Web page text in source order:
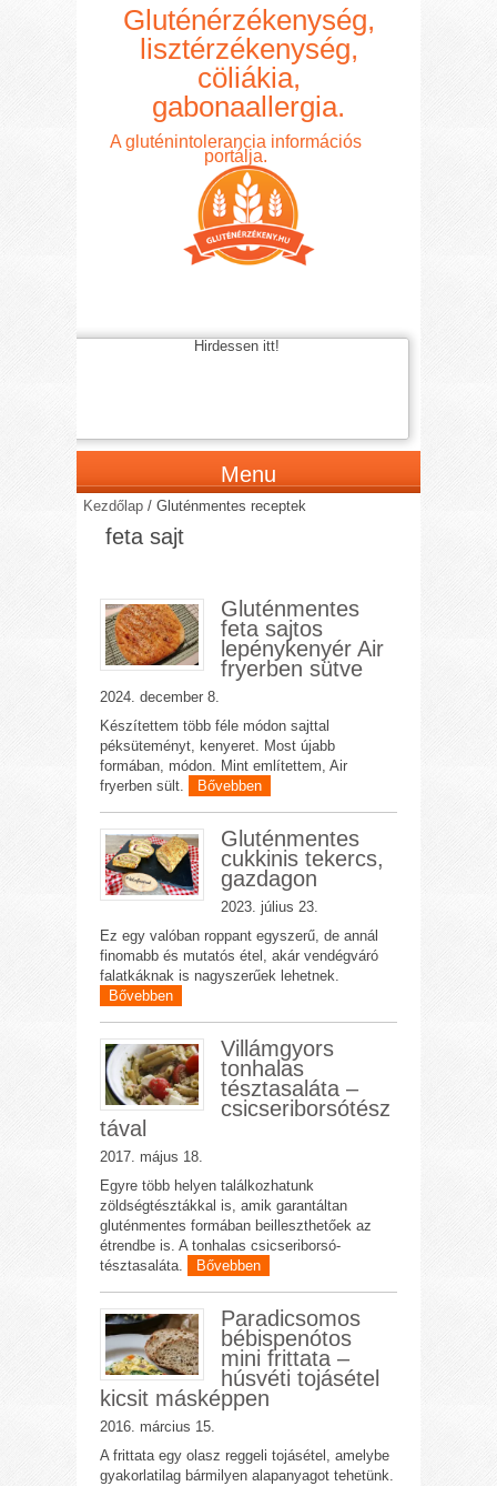
Gluténérzékenység,
lisztérzékenység,
cöliákia,
gabonaallergia.
A gluténintolerancia információs
portálja.
Hirdessen itt!
Menu
Kezdőlap /Gluténmentes receptek
feta sajt
Gluténmentes
feta sajtos
lepénykenyér Air
fryerben sütve
2024. december 8.
Készítettem több féle módon sajttal
péksüteményt, kenyeret. Most újabb
formában, módon. Mint említettem, Air
fryerben sült.
Bővebben
Gluténmentes
cukkinis tekercs,
gazdagon
2023. július 23.
Ez egy valóban roppant egyszerű, de annál
finomabb és mutatós étel, akár vendégváró
falatkáknak is nagyszerűek lehetnek.
Bővebben
Villámgyors
tonhalas
tésztasaláta –
csicseriborsótész
tával
2017. május 18.
Egyre több helyen találkozhatunk
zöldségtésztákkal is, amik garantáltan
gluténmentes formában beilleszthetőek az
étrendbe is. A tonhalas csicseriborsó-
tésztasaláta.
Bővebben
Paradicsomos
bébispenótos
mini frittata –
húsvéti tojásétel
kicsit másképpen
2016. március 15.
A frittata egy olasz reggeli tojásétel, amelybe
gyakorlatilag bármilyen alapanyagot tehetünk.